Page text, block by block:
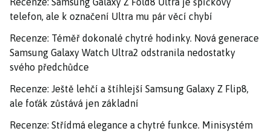
telefon, ale k označení Ultra mu pár věcí chybí
Recenze: Téměř dokonalé chytré hodinky. Nová generace
Samsung Galaxy Watch Ultra2 odstranila nedostatky
svého předchůdce
Recenze: Ještě lehčí a štíhlejší Samsung Galaxy Z Flip8,
ale foťák zůstává jen základní
Recenze: Střídmá elegance a chytré funkce. Minisystém